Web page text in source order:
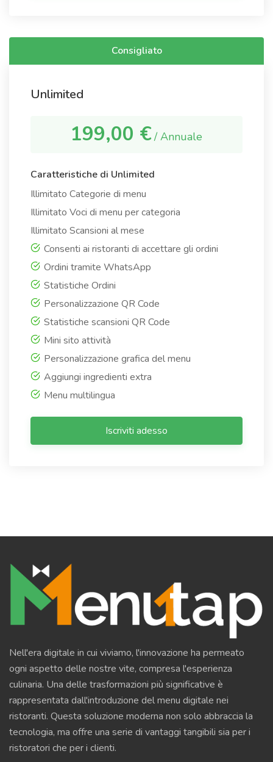
Consigliato
Unlimited
199,00 € / Annuale
Caratteristiche di Unlimited
Illimitato Categorie di menu
Illimitato Voci di menu per categoria
Illimitato Scansioni al mese
Consenti ai ristoranti di accettare gli ordini
Ordini tramite WhatsApp
Statistiche Ordini
Personalizzazione QR Code
Statistiche scansioni QR Code
Mini sito attività
Personalizzazione grafica del menu
Aggiungi ingredienti extra
Menu multilingua
Iscriviti adesso
Nell'era digitale in cui viviamo, l'innovazione ha permeato
ogni aspetto delle nostre vite, compresa l'esperienza
culinaria. Una delle trasformazioni più significative è
rappresentata dall'introduzione del menu digitale nei
ristoranti. Questa soluzione moderna non solo abbraccia la
tecnologia, ma offre una serie di vantaggi tangibili sia per i
ristoratori che per i clienti.